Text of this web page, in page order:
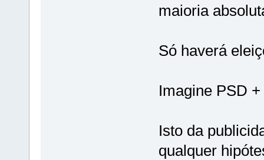
maioria
Só haverá
Imagine PSD
Isto da
qualquer